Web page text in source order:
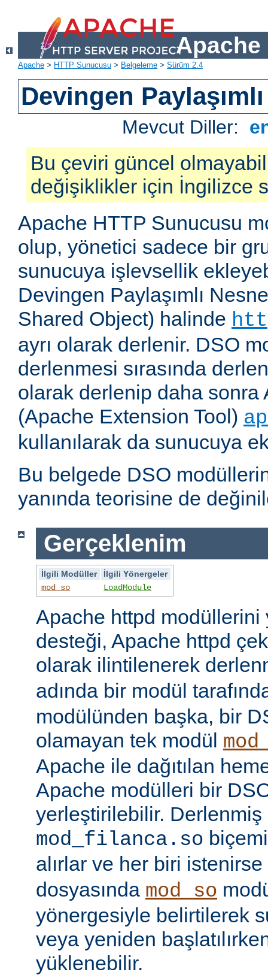
Apache
Apache > HTTP Sunucusu > Belgeleme > Sürüm 2.4
Devingen
Mevcut Diller:
Bu çeviri güncel
değişiklikler için İngilizce
Apache HTTP Sunucusu
olup, yönetici sadece bir
sunucuya işlevsellik
Devingen Paylaşımlı
Shared Object) halinde
ayrı olarak derlenir. DSO
derlenmesi sırasında
olarak derlenip daha sonra
(Apache Extension Tool)
kullanılarak da sunucuya
Bu belgede DSO
yanında teorisine de
Gerçeklenim
İlgili Modüller
İlgili Yönergeler
mod_so
LoadModule
Apache httpd
desteği, Apache httpd
olarak ilintilenerek
adında bir modül
modülünden başka, bir
olamayan tek modül
Apache ile dağıtılan
Apache modülleri bir
yerleştirilebilir.
mod_filanca.so
alırlar ve her biri istenirse
dosyasında mod_so
yönergesiyle belirtilerek
veya yeniden
yüklenebilir.